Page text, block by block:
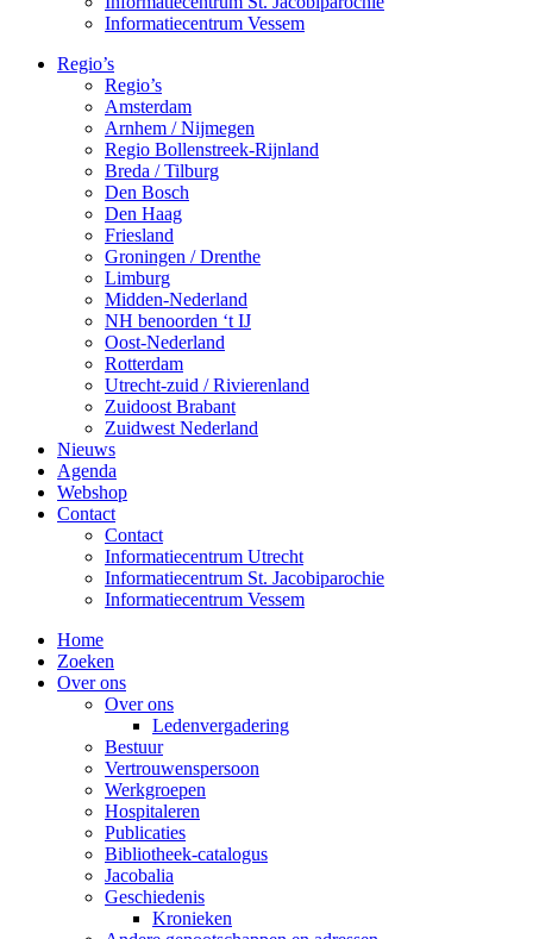
Informatiecentrum Vessem
Regio’s
Regio’s
Amsterdam
Arnhem / Nijmegen
Regio Bollenstreek-Rijnland
Breda / Tilburg
Den Bosch
Den Haag
Friesland
Groningen / Drenthe
Limburg
Midden-Nederland
NH benoorden ‘t IJ
Oost-Nederland
Rotterdam
Utrecht-zuid / Rivierenland
Zuidoost Brabant
Zuidwest Nederland
Nieuws
Agenda
Webshop
Contact
Contact
Informatiecentrum Utrecht
Informatiecentrum St. Jacobiparochie
Informatiecentrum Vessem
Home
Zoeken
Over ons
Over ons
Ledenvergadering
Bestuur
Vertrouwenspersoon
Werkgroepen
Hospitaleren
Publicaties
Bibliotheek-catalogus
Jacobalia
Geschiedenis
Kronieken